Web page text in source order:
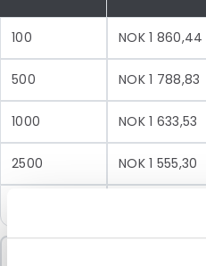
100 NOK 1 860,44
500 NOK 1 788,83
1000 NOK 1 633,53
2500 NOK 1 555,30